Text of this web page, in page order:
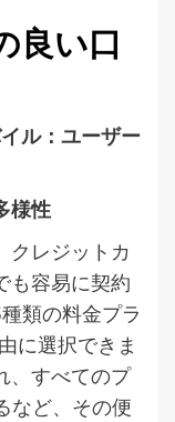
良い口
ル：ユーザー
様性
クレジットカ
も容易に契約
類の料金プラ
に選択できま
、すべてのプ
など、その便